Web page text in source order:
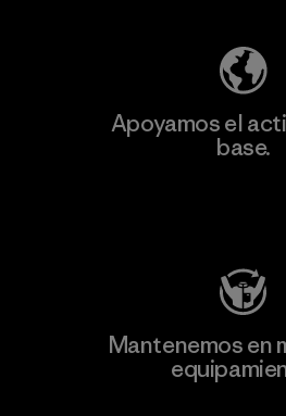
Apoyamos el
base.
Mantenemos en